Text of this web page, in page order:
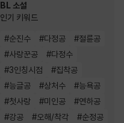
BL 소설
인기 키워드
#순진수 #다정공 #절륜공
#사랑꾼공 #다정수
#3인칭시점 #집착공
#능글공 #상처수 #능욕공
#첫사랑 #미인공 #연하공
#강공 #오해/착각 #순정공